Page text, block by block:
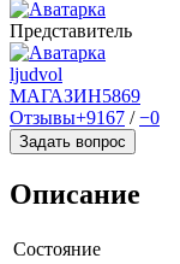
Представитель
ljudvol
МАГАЗИН5869
Отзывы+9167 /−0
Задать вопрос
Описание
Состояние